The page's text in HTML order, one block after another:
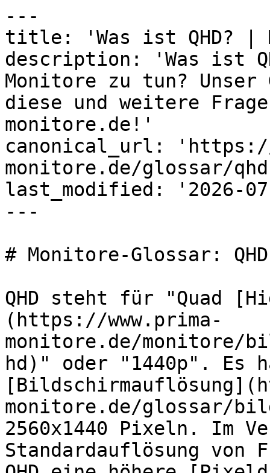
---
title: 'Was ist QHD? |
description: 'Was ist
Monitore zu tun?
diese und weitere
monitore.de!'
canonical_url: 'https://
monitore.de/glossar/
last_modified: '2026-
---
# Monitore-Glossar: QHD
QHD steht für "Quad
(https://www.prima-
monitore.de/monitore/
hd)" oder "1440p". Es
monitore.de/glossar/
2560x1440 Pixeln. Im
Standardauflösung von